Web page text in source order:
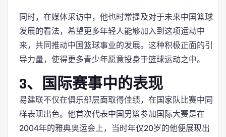
同时，在媒体采访中，他也时常提及对于未来中国篮球
发展的看法，希望更多年轻人能够加入到这项运动中
来，共同推动中国篮球事业的发展。这种积极正面的引
导力量，使得更多青少年愿意投身于篮球运动之中。
3、国际赛事中的表现
易建联不仅在俱乐部层面取得佳绩，在国家队比赛中同
样表现出色。他首次代表中国男篮参加国际大赛是在
2004年的雅典奥运会上，当时年仅20岁的他便展现出